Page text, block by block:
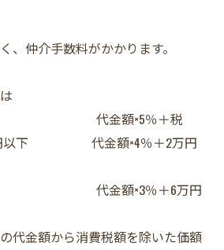
、仲介手数料がかかります。
代金額×5％＋税
円以下 代金額×4％＋2万円
金額×3％＋6万円
代金額から消費税額を除いた価額